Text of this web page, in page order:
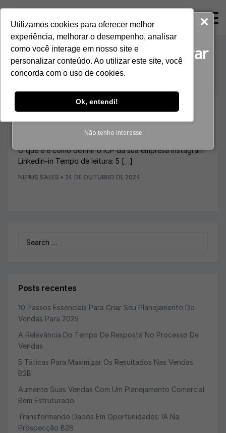
Baixe agora gratuitamente!
O guia completo para gerar
Reuniões Qualificadas
BAIXAR E-BOOK
Não tenho interesse
Utilizamos cookies para oferecer melhor
experiência, melhorar o desempenho, analisar
como você interage em nosso site e
personalizar conteúdo. Ao utilizar este site, você
concorda com o uso de cookies.
Ok, entendi!
ProspectaNerus
Tag:negócios B2B
Search
Posts recentes
10 Passos Essenciais Para Criar Seu Planejamento De
Vendas Para 2025
A Relevância Do Tempo De Resposta No Processo De
Vendas
5 Táticas Para Maximizar Os Resultados Nas Vendas
B2B
Aumente Suas Vendas Com Um Planejamento Comercial
Bem Estruturado
Transformando Dados Em Oportunidades: IA Na
Prospecção B2B
BLOG,VENDA MAIS
O que é e como definir o ICP da sua empresa
O que é e como definir o ICP da sua empresa Instagram
Linkedin-in Tempo de leitura: 5 […]
NERUS SALES • 24 DE OUTUBRO DE 2024